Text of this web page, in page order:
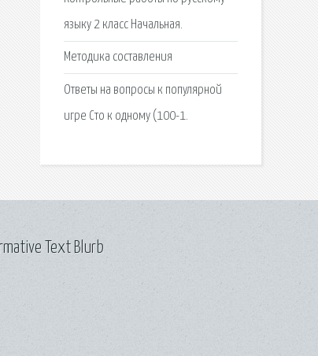
языку 2 класс Начальная.
Методика составления
Ответы на вопросы к популярной
игре Сто к одному (100-1.
Text Blurb